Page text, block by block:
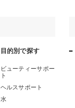
目的別で探す
ビューティーサポー
ト
ヘルスサポート
水